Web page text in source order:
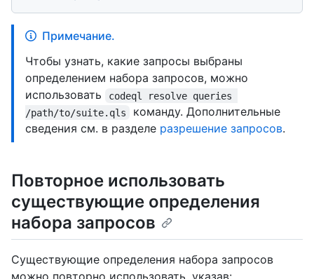
Примечание.
Чтобы узнать, какие запросы выбраны
определением набора запросов, можно
использовать
codeql resolve queries
/path/to/suite.qls
команду. Дополнительные
сведения см. в разделе разрешение запросов.
Повторное использовать
существующие определения
набора запросов
Существующие определения набора запросов
можно повторно использовать, указав: